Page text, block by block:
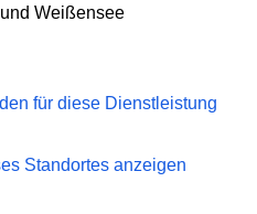
Weißensee
für diese Dienstleistung
Standortes anzeigen